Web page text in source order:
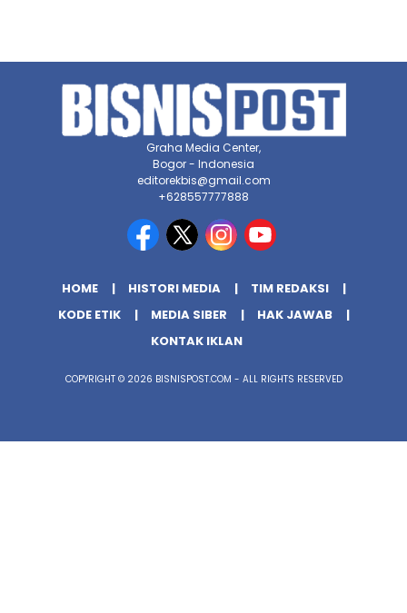
Graha Media Center,
Bogor - Indonesia
editorekbis@gmail.com
+628557777888
HOME HISTORI MEDIA
TIM REDAKSI
KODE ETIK
MEDIA SIBER
HAK JAWAB
KONTAK IKLAN
COPYRIGHT © 2026 BISNISPOST.COM - ALL RIGHTS RESERVED